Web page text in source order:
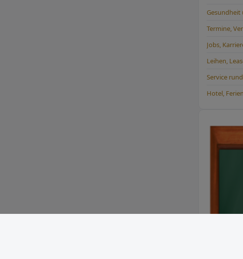
Gesundheit
Termine,
Jobs,
Leihen,
Service
Hotel,